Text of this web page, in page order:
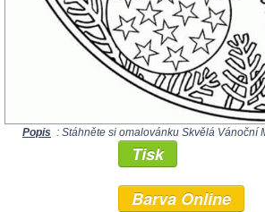
Popis : Stáhněte si omalovánku Skvělá Vánoční
Tisk
Barva Online